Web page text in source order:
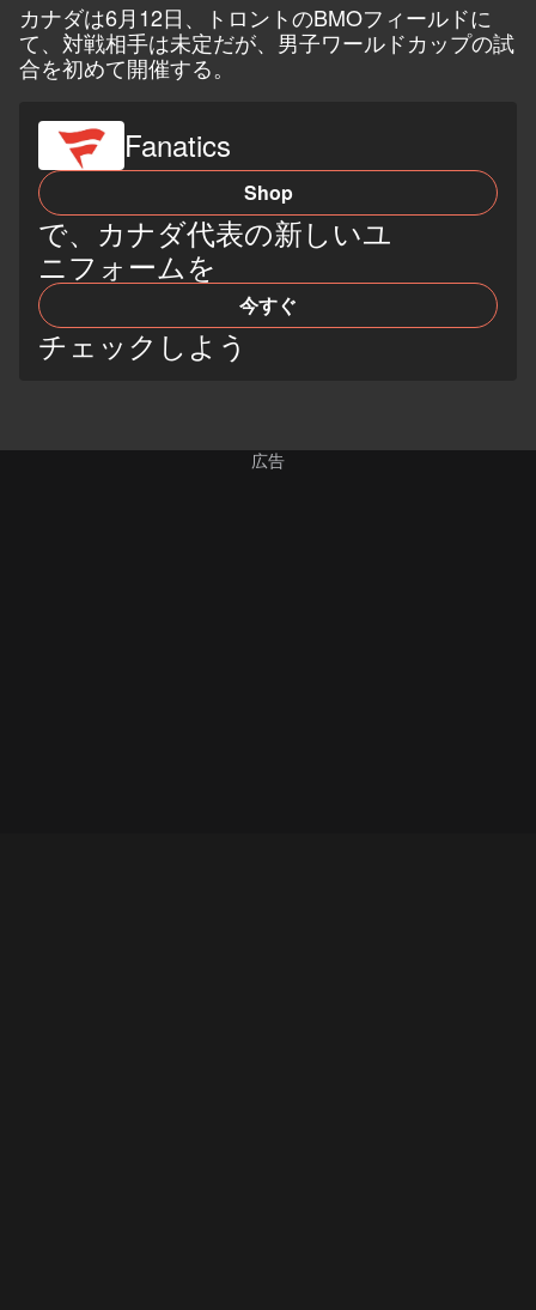
カナダは6月12日、トロントのBMOフィールドに
て、対戦相手は未定だが、男子ワールドカップの試
合を初めて開催する。
Fanatics
Shop
で、カナダ代表の新しいユ
ニフォームを
今すぐ
チェックしよう